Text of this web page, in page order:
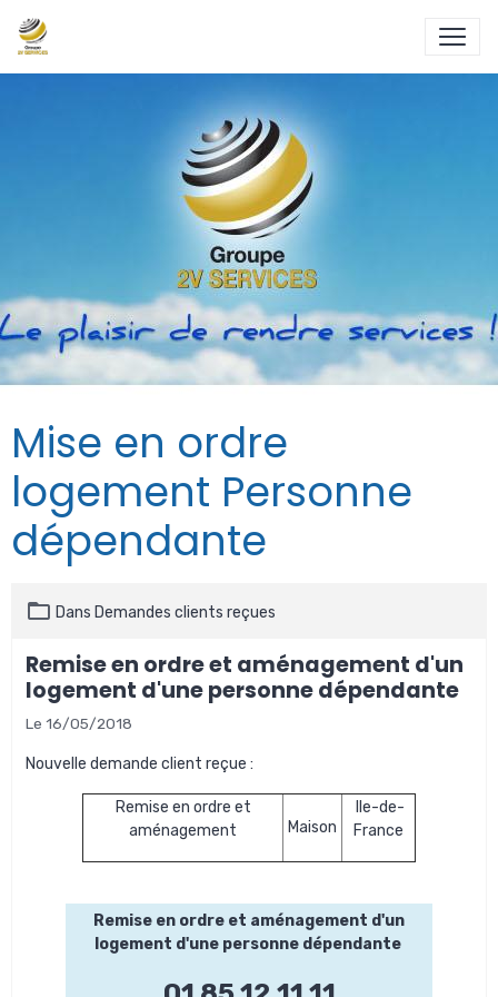
Mise en ordre
logement Personne
dépendante
Dans Demandes clients reçues
Remise en ordre et aménagement d'un
logement d'une personne dépendante
Le 16/05/2018
Nouvelle demande client reçue :
Remise en ordre et
aménagement
Maison
Ile-de-
France
Remise en ordre et aménagement d'un
logement d'une personne dépendante